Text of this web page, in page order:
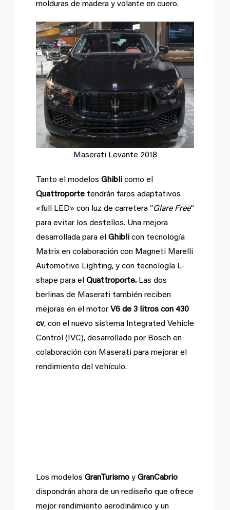
molduras de madera y volante en cuero.
Maserati Levante 2018
Tanto el modelos Ghibli como el
Quattroporte tendrán faros adaptativos
«full LED» con luz de carretera “Glare Free”
para evitar los destellos. Una mejora
desarrollada para el Ghibli con tecnología
Matrix en colaboración con Magneti Marelli
Automotive Lighting, y con tecnología L-
shape para el Quattroporte. Las dos
berlinas de Maserati también reciben
mejoras en el motor V6 de 3 litros con 430
cv, con el nuevo sistema Integrated Vehicle
Control (IVC), desarrollado por Bosch en
colaboración con Maserati para mejorar el
rendimiento del vehículo.
Los modelos GranTurismo y GranCabrio
dispondrán ahora de un rediseño que ofrece
mejor rendimiento aerodinámico y un